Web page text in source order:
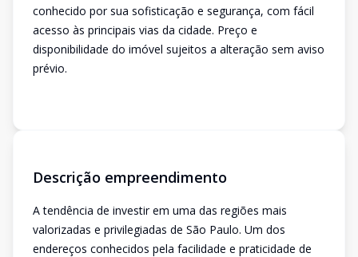
conhecido por sua sofisticação e segurança, com fácil
acesso às principais vias da cidade. Preço e
disponibilidade do imóvel sujeitos a alteração sem aviso
prévio.
Descrição empreendimento
A tendência de investir em uma das regiões mais
valorizadas e privilegiadas de São Paulo. Um dos
endereços conhecidos pela facilidade e praticidade de